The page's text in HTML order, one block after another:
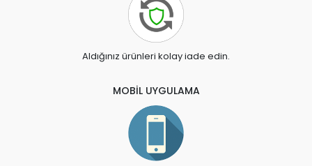
Aldığınız ürünleri kolay iade edin.
MOBİL UYGULAMA